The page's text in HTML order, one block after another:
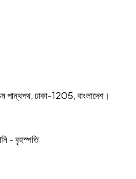
পান্থপথ, ঢাকা-1205, বাংলাদেশ।
- বৃহস্পতি